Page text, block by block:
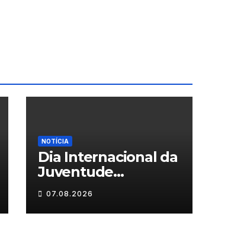
NOTÍCIA
Dia Internacional da
Juventude
celebrado em
Chaves com
atividades gratuitas
07.08.2026